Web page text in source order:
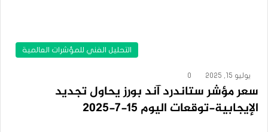
التحليل الفني للمؤشرات العالمية
يوليو 15, 2025 0
سعر مؤشر ستاندرد آند بورز يحاول تجديد
الإيجابية-توقعات اليوم 15-7-2025